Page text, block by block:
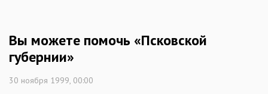
Вы можете помочь «Псковской
губернии»
30 ноября 1999, 00:00